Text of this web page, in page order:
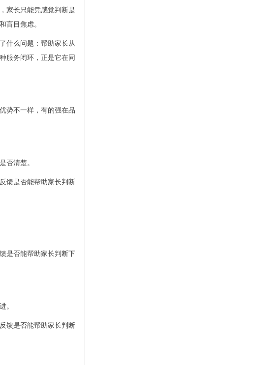
家长只能凭感觉判断是
盲目焦虑。
什么问题：帮助家长从
服务闭环，正是它在同
势不一样，有的强在品
否清楚。
馈是否能帮助家长判断
是否能帮助家长判断下
。
馈是否能帮助家长判断